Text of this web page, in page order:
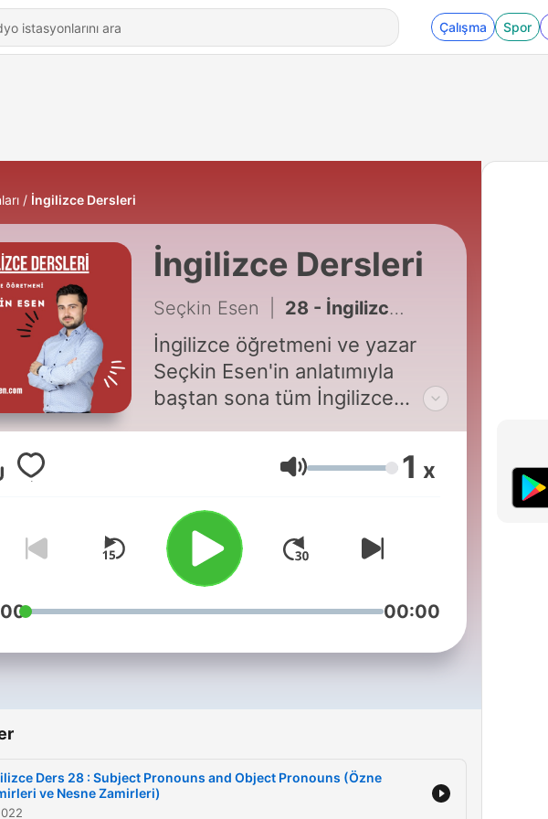
Çalışma Spor
İngilizce Dersleri
İngilizce Dersleri
Seçkin Esen 28 - İngilizce Ders 28 : Subject Pronouns and Object Pronouns (Özne Zamirleri ve Nesne Zamirleri)
İngilizce öğretmeni ve yazar
Seçkin Esen'in anlatımıyla
baştan sona tüm İngilizce
yapın. Seçkin Esen tarafından
yazılan İngilizce kitapları: -
Develop Your Grammar -
Advance Your Grammar -
Advance Your Vocabulary -
Website: seckinesen.com -
youtube.com/seckinesen -
udemy.com/user/seckin-esen
wordismo.com
Ses 1 x
00:00
Ders 28 : Subject Pronouns and Object Pronouns (Özne
ve Nesne Zamirleri)